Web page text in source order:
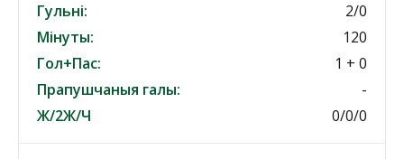
Гульні:
2/0
Мінуты:
120
Гол+Пас:
1 + 0
Прапушчаныя галы:
-
Ж/2Ж/Ч
0/0/0